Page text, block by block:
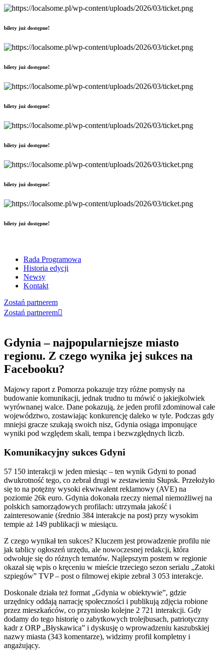
bilety już dostępne!
bilety już dostępne!
bilety już dostępne!
bilety już dostępne!
bilety już dostępne!
bilety już dostępne!
contentRada Programowa
Historia edycji
Newsy
Kontakt
Zostań partnerem
Zostań partnerem
Gdynia – najpopularniejsze miasto
regionu. Z czego wynika jej sukces na
Facebooku?
Majowy raport z Pomorza pokazuje trzy różne pomysły na
budowanie komunikacji, jednak trudno tu mówić o jakiejkolwiek
wyrównanej walce. Dane pokazują, że jeden profil zdominował całe
województwo, zostawiając konkurencję daleko w tyle. Podczas gdy
mniejsi gracze szukają swoich nisz, Gdynia osiąga imponujące
wyniki pod względem skali, tempa i bezwzględnych liczb.
Komunikacyjny sukces Gdyni
57 150 interakcji w jeden miesiąc – ten wynik Gdyni to ponad
dwukrotność tego, co zebrał drugi w zestawieniu Słupsk. Przełożyło
się to na potężny wysoki ekwiwalent reklamowy (AVE) na
poziomie 26k euro. Gdynia dokonała rzeczy niemal niemożliwej na
polskich samorządowych profilach: utrzymała jakość i
zainteresowanie (średnio 384 interakcje na post) przy wysokim
tempie aż 149 publikacji w miesiącu.
Z czego wynikał ten sukces? Kluczem jest prowadzenie profilu nie
jak tablicy ogłoszeń urzędu, ale nowoczesnej redakcji, która
odwołuje się do różnych tematów. Najlepszym postem w regionie
okazał się wpis o kręceniu w mieście trzeciego sezon serialu „Zatoki
szpiegów” TVP – post o filmowej ekipie zebrał 3 053 interakcje.
Doskonale działa też format „Gdynia w obiektywie”, gdzie
urzędnicy oddają narrację społeczności i publikują zdjęcia robione
przez mieszkańców, co przyniosło kolejne 2 721 interakcji. Gdy
dodamy do tego historię o zabytkowych trolejbusach, patriotyczny
kadr z ORP „Błyskawica” i dyskusję o wprowadzeniu kaszubskiej
nazwy miasta (343 komentarze), widzimy profil kompletny i
angażujący.